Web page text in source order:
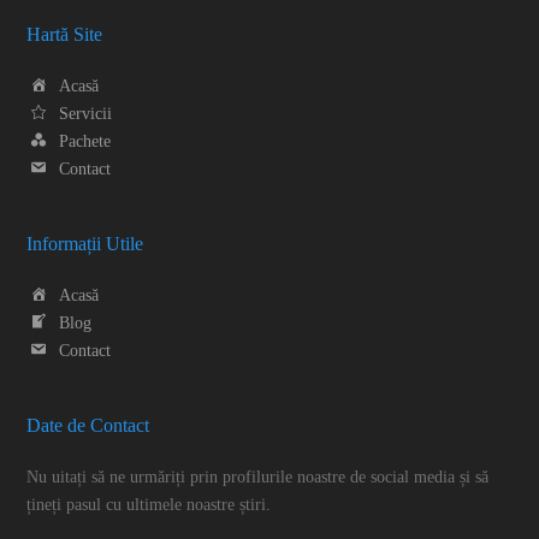
Hartă Site
Acasă
Servicii
Pachete
Contact
Informații Utile
Acasă
Blog
Contact
Date de Contact
Nu uitați să ne urmăriți prin profilurile noastre de social media și să
țineți pasul cu ultimele noastre știri.